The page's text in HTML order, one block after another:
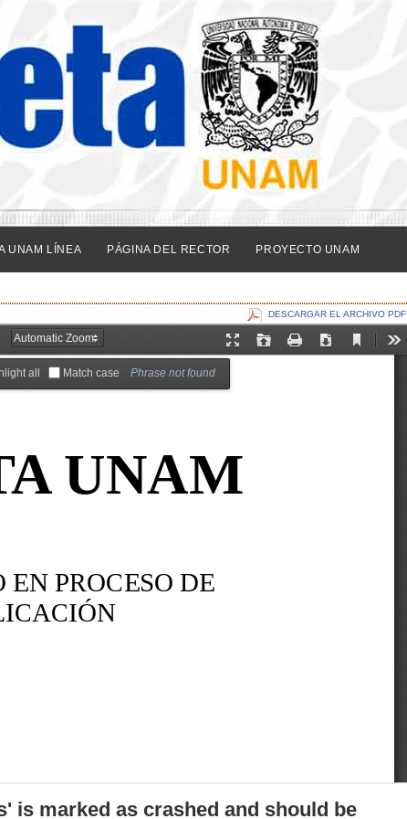
UNAM LÍNEA PÁGINA DEL RECTOR PROYECTO UNAM
DESCARGAR EL ARCHIVO PDF
is marked as crashed and should be